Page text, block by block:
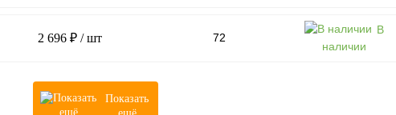
2 696 ₽ / шт 72
В
наличии
Показать